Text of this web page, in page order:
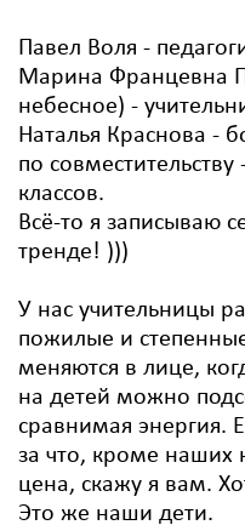
Павел Воля -
Марина Францевна
небесное) -
Наталья Краснова -
по
классов.
Всё-то я записываю
тренде! )))
У нас учительницы
пожилые и
меняются в лице,
на детей можно
сравнимая энергия.
за что, кроме наших
цена, скажу я вам.
Это же наши дети.